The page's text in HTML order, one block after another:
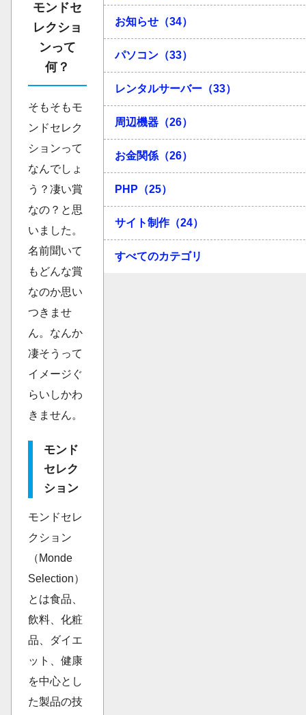
モンドセ
レクショ
ンって
何？
そもそもモ
ンドセレク
ションって
なんでしょ
う？凄い賞
なの？と思
いました。
名前聞いて
もどんな賞
なのか思い
つきませ
ん。なんか
凄そうって
イメージぐ
らいしかわ
きません。
モンド
セレク
ション
モンドセレ
クション
（Monde
Selection）
とは食品、
飲料、化粧
品、ダイエ
ット、健康
を中心とし
た製品の技
お知らせ（34）
パソコン（33）
レンタルサーバー（33）
周辺機器（26）
お金関係（26）
PHP（25）
サイト制作（24）
すべてのカテゴリ